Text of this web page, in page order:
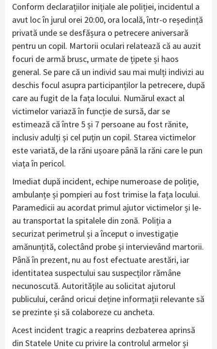
Conform declarațiilor inițiale ale poliției, incidentul a
avut loc în jurul orei 20:00, ora locală, într-o reședință
privată unde se desfășura o petrecere aniversară
pentru un copil. Martorii oculari relatează că au auzit
focuri de armă brusc, urmate de țipete și haos
general. Se pare că un individ sau mai mulți indivizi au
deschis focul asupra participanților la petrecere, după
care au fugit de la fața locului. Numărul exact al
victimelor variază în funcție de sursă, dar se
estimează că între 5 și 7 persoane au fost rănite,
inclusiv adulți și cel puțin un copil. Starea victimelor
este variată, de la răni ușoare până la răni care le pun
viața în pericol.
Imediat după incident, echipe numeroase de poliție,
ambulanțe și pompieri au fost trimise la fața locului.
Paramedicii au acordat primul ajutor victimelor și le-
au transportat la spitalele din zonă. Poliția a
securizat perimetrul și a început o investigație
amănunțită, colectând probe și intervievând martorii.
Până în prezent, nu au fost efectuate arestări, iar
identitatea suspectului sau suspecților rămâne
necunoscută. Autoritățile au solicitat ajutorul
publicului, cerând oricui deține informații relevante să
se prezinte și să colaboreze cu ancheta.
Acest incident tragic a reaprins dezbaterea aprinsă
din Statele Unite cu privire la controlul armelor și